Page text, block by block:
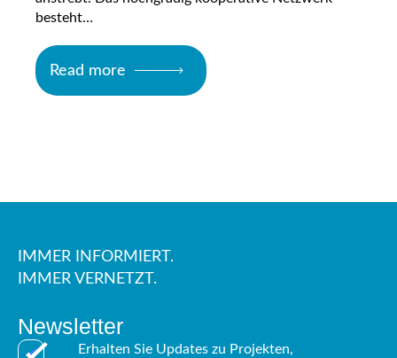
besteht…
Read more
IMMER INFORMIERT.
IMMER VERNETZT.
Newsletter
Erhalten Sie Updates zu Projekten,